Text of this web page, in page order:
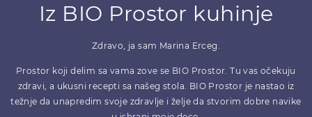
Iz BIO Prostor kuhinje
Zdravo, ja sam Marina Erceg.
Prostor koji delim sa vama zove se BIO Prostor. Tu vas očekuju
zdravi, a ukusni recepti sa našeg stola. BIO Prostor je nastao iz
težnje da unapredim svoje zdravlje i želje da stvorim dobre navike